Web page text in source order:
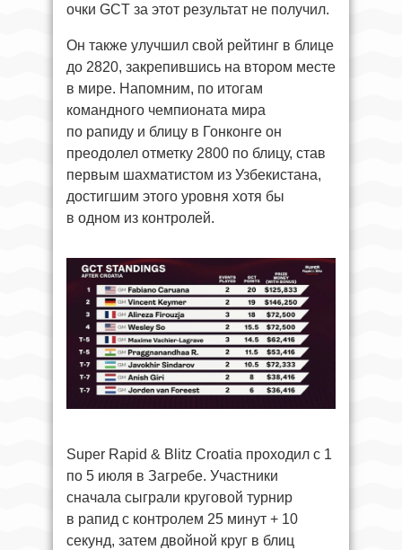
очки GCT за этот результат не получил.
Он также улучшил свой рейтинг в блице
до 2820, закрепившись на втором месте
в мире. Напомним, по итогам
командного чемпионата мира
по рапиду и блицу в Гонконге он
преодолел отметку 2800 по блицу, став
первым шахматистом из Узбекистана,
достигшим этого уровня хотя бы
в одном из контролей.
Super Rapid & Blitz Croatia проходил с 1
по 5 июля в Загребе. Участники
сначала сыграли круговой турнир
в рапид с контролем 25 минут + 10
секунд, затем двойной круг в блиц